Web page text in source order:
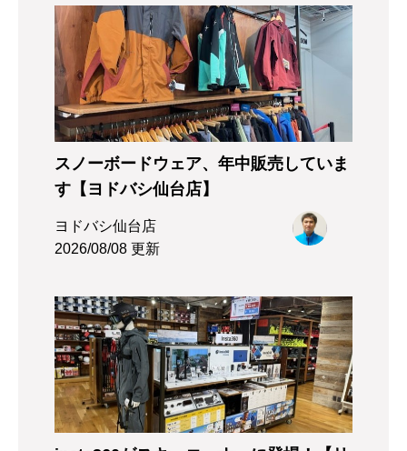
スノーボードウェア、年中販売していま
す【ヨドバシ仙台店】
ヨドバシ仙台店
2026/08/08 更新